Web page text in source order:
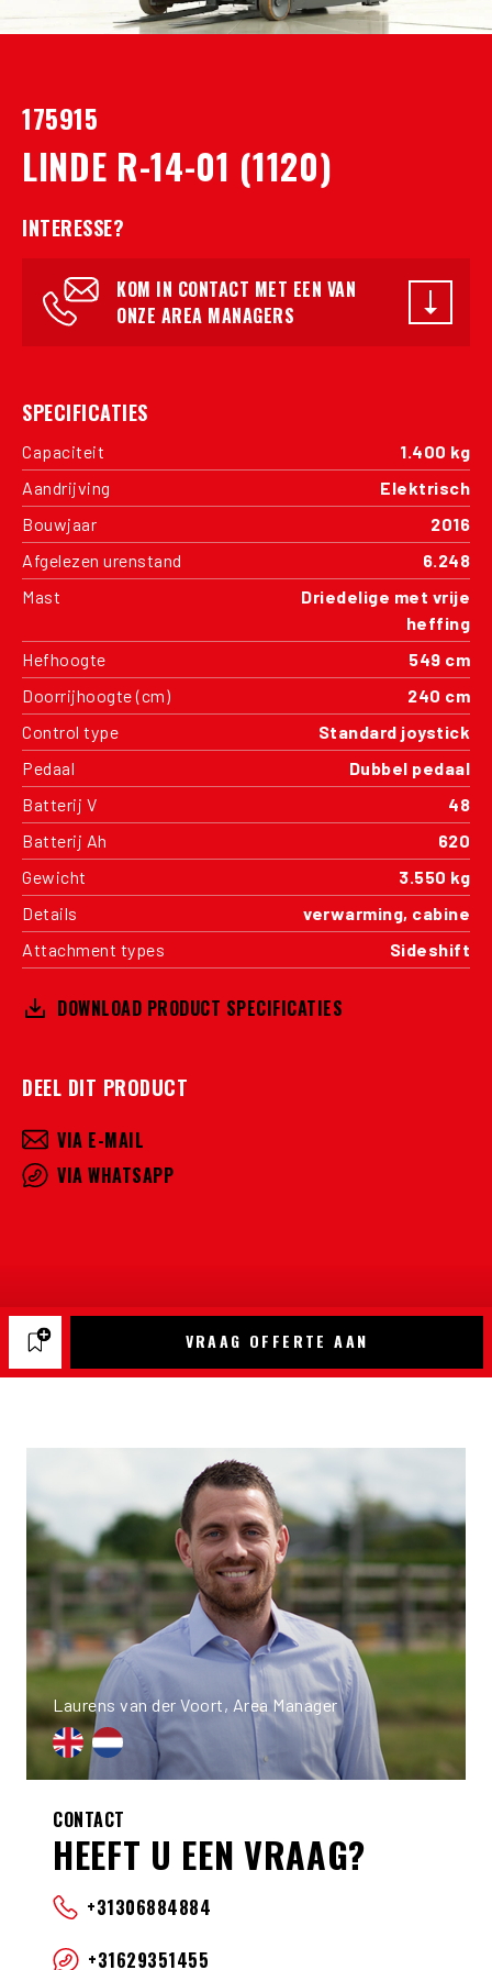
175915
LINDE R-14-01 (1120)
INTERESSE?
KOM IN CONTACT MET EEN VAN
ONZE AREA MANAGERS
SPECIFICATIES
Capaciteit
1.400 kg
Aandrijving
Elektrisch
Bouwjaar
2016
Afgelezen urenstand
6.248
Mast
Driedelige met vrije
heffing
Hefhoogte
549 cm
Doorrijhoogte (cm)
240 cm
Control type
Standard joystick
Pedaal
Dubbel pedaal
Batterij V
48
Batterij Ah
620
Gewicht
3.550 kg
Details
verwarming, cabine
Attachment types
Sideshift
DOWNLOAD PRODUCT SPECIFICATIES
DEEL DIT PRODUCT
VIA E-MAIL
VIA WHATSAPP
VRAAG OFFERTE AAN
Laurens van der Voort, Area Manager
CONTACT
HEEFT U EEN VRAAG?
+31306884884
+31629351455